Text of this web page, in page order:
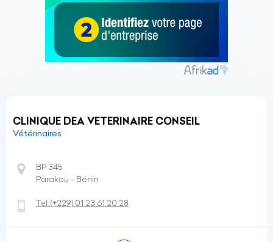
CLINIQUE DEA VETERINAIRE CONSEIL
Vétérinaires
BP 345
Parakou - Bénin
Tel:(+229) 01 23 61 20 28